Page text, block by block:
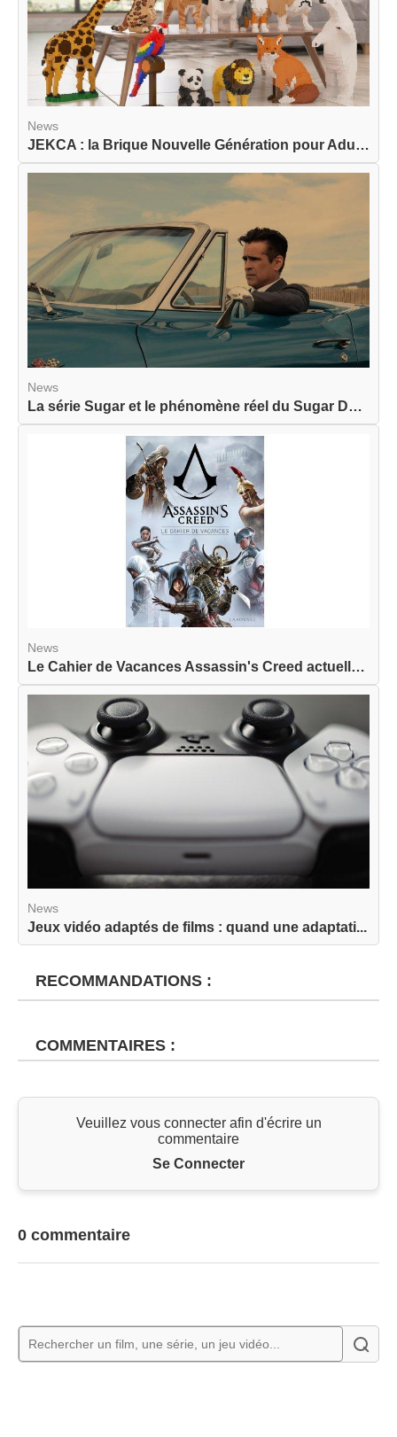
News
JEKCA : la Brique Nouvelle Génération pour Adult...
News
La série Sugar et le phénomène réel du Sugar Dat...
News
Le Cahier de Vacances Assassin's Creed actuellem...
News
Jeux vidéo adaptés de films : quand une adaptati...
RECOMMANDATIONS :
COMMENTAIRES :
Veuillez vous connecter afin d'écrire un
commentaire
Se Connecter
0 commentaire